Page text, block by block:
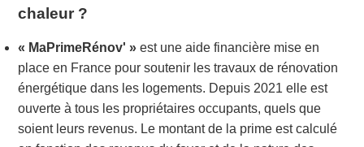
chaleur ?
« MaPrimeRénov' » est une aide financière mise en
place en France pour soutenir les travaux de rénovation
énergétique dans les logements. Depuis 2021 elle est
ouverte à tous les propriétaires occupants, quels que
soient leurs revenus. Le montant de la prime est calculé